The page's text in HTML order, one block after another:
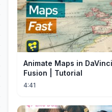
Animate Maps in
Fusion | Tutorial
4:41